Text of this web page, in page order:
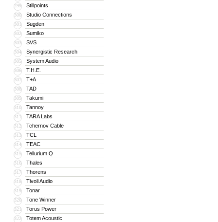
299 Stillpoints
300 Studio Connections
301 Sugden
302 Sumiko
303 SVS
304 Synergistic Research
305 System Audio
306 T.H.E.
307 T+A
308 TAD
309 Takumi
310 Tannoy
311 TARA Labs
312 Tchernov Cable
313 TCL
314 TEAC
315 Tellurium Q
316 Thales
317 Thorens
318 Tivoli Audio
319 Tonar
320 Tone Winner
321 Torus Power
322 Totem Acoustic